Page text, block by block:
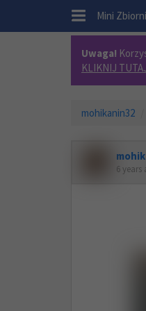
. Mini
Uwaga!
KLIKNIJ
mohikanin32
6 years